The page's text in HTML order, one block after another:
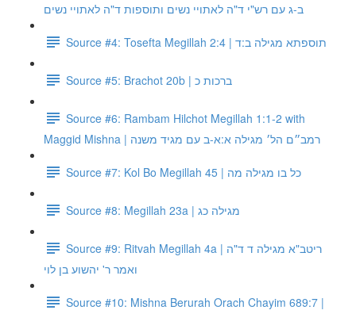
ב-ג עם רש"י ד"ה לאתויי נשים ותוספות ד"ה לאתויי נשים
Source #4: Tosefta Megillah 2:4 | תוספתא מגילה ב:ד
Source #5: Brachot 20b | ברכות כ
Source #6: Rambam Hilchot Megillah 1:1-2 with
Maggid Mishna | רמב״ם הל׳ מגילה א:א-ב עם מגיד משנה
Source #7: Kol Bo Megillah 45 | כל בו מגילה מה
Source #8: Megillah 23a | מגילה כג
Source #9: Ritvah Megillah 4a | ריטב"א מגילה ד ד"ה
ואמר ר' יהשוע בן לוי
Source #10: Mishna Berurah Orach Chayim 689:7 |